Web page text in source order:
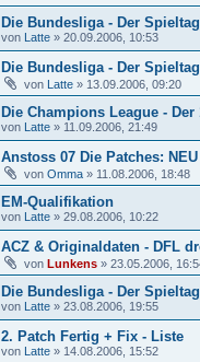
Die Bundesliga - Der
von Latte » 20.09.2006, 10:53
Die Bundesliga - Der
von Latte » 13.09.2006, 09:20
Die Champions League - Der
von Latte » 11.09.2006, 21:49
Anstoss 07 Die Patches: NEU
von Omma » 11.08.2006, 18:48
EM-Qualifikation
von Latte » 29.08.2006, 10:22
ACZ & Originaldaten - DFL
von Lunkens » 23.05.2006,
Die Bundesliga - Der
von Latte » 23.08.2006, 19:55
2. Patch Fertig + Fix - Liste
von Latte » 14.08.2006, 15:52